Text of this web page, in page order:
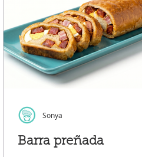
Barra preñada
Sonya